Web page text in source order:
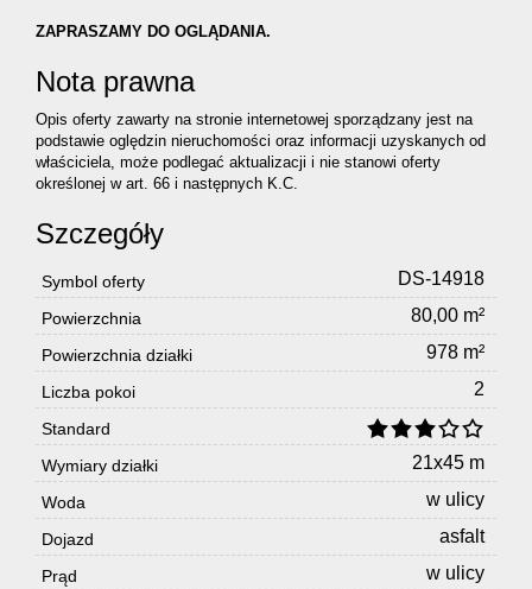
ZAPRASZAMY DO OGLĄDANIA.
Nota prawna
Opis oferty zawarty na stronie internetowej sporządzany jest na
podstawie oględzin nieruchomości oraz informacji uzyskanych od
właściciela, może podlegać aktualizacji i nie stanowi oferty
określonej w art. 66 i następnych K.C.
Szczegóły
Symbol oferty DS-14918
Powierzchnia 80,00 m²
Powierzchnia działki 978 m²
Liczba pokoi 2
Standard
Wymiary działki
21x45 m
Woda w ulicy
Dojazd asfalt
Prąd w ulicy